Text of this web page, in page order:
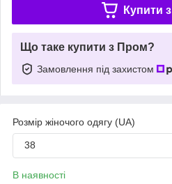
Купити з
Що таке купити з Пром?
Замовлення під захистом
Розмір жіночого одягу (UA)
38
В наявності